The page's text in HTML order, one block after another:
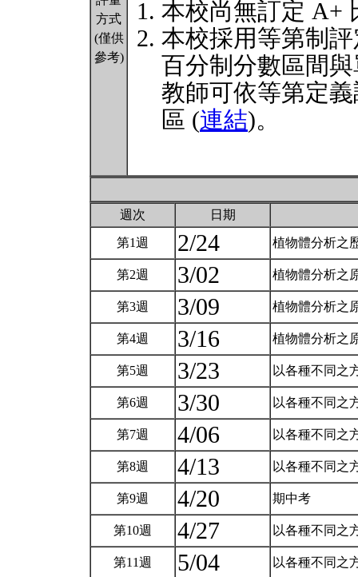
方式
(僅供
參考)
本校尚無訂定 A+
本校採用等第制
百分制分數區間
教師可依等第定
區 (連結)。
週次 日期
第1週 2/24 植物體分析之
第2週 3/02 植物體分析之
第3週 3/09 植物體分析之
第4週 3/16 植物體分析之
第5週 3/23 以各種不同之
第6週 3/30 以各種不同之
第7週 4/06 以各種不同之
第8週 4/13 以各種不同之
第9週 4/20 期中考
第10週 4/27 以各種不同之
第11週 5/04 以各種不同之